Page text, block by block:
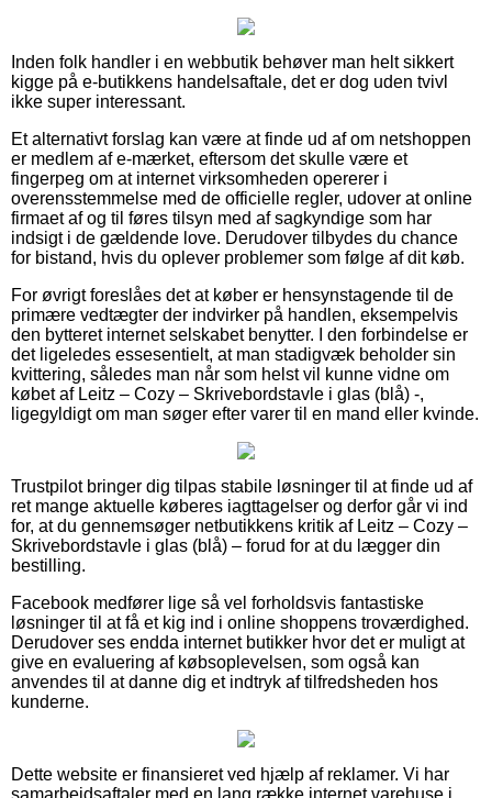
Inden folk handler i en webbutik behøver man helt sikkert
kigge på e-butikkens handelsaftale, det er dog uden tvivl
ikke super interessant.
Et alternativt forslag kan være at finde ud af om netshoppen
er medlem af e-mærket, eftersom det skulle være et
fingerpeg om at internet virksomheden opererer i
overensstemmelse med de officielle regler, udover at online
firmaet af og til føres tilsyn med af sagkyndige som har
indsigt i de gældende love. Derudover tilbydes du chance
for bistand, hvis du oplever problemer som følge af dit køb.
For øvrigt foreslåes det at køber er hensynstagende til de
primære vedtægter der indvirker på handlen, eksempelvis
den bytteret internet selskabet benytter. I den forbindelse er
det ligeledes essesentielt, at man stadigvæk beholder sin
kvittering, således man når som helst vil kunne vidne om
købet af Leitz – Cozy – Skrivebordstavle i glas (blå) -,
ligegyldigt om man søger efter varer til en mand eller kvinde.
Trustpilot bringer dig tilpas stabile løsninger til at finde ud af
ret mange aktuelle køberes iagttagelser og derfor går vi ind
for, at du gennemsøger netbutikkens kritik af Leitz – Cozy –
Skrivebordstavle i glas (blå) – forud for at du lægger din
bestilling.
Facebook medfører lige så vel forholdsvis fantastiske
løsninger til at få et kig ind i online shoppens troværdighed.
Derudover ses endda internet butikker hvor det er muligt at
give en evaluering af købsoplevelsen, som også kan
anvendes til at danne dig et indtryk af tilfredsheden hos
kunderne.
Dette website er finansieret ved hjælp af reklamer. Vi har
samarbejdsaftaler med en lang række internet varehuse i